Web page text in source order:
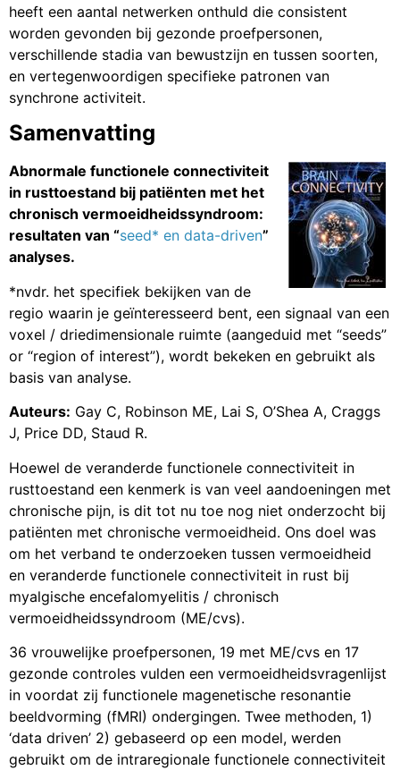
heeft een aantal netwerken onthuld die consistent
worden gevonden bij gezonde proefpersonen,
verschillende stadia van bewustzijn en tussen soorten,
en vertegenwoordigen specifieke patronen van
synchrone activiteit.
Samenvatting
Abnormale functionele connectiviteit
in rusttoestand bij patiënten met het
chronisch vermoeidheidssyndroom:
resultaten van “seed* en data-driven”
analyses.
*nvdr. het specifiek bekijken van de
regio waarin je geïnteresseerd bent, een signaal van een
voxel / driedimensionale ruimte (aangeduid met “seeds”
or “region of interest”), wordt bekeken en gebruikt als
basis van analyse.
Auteurs: Gay C, Robinson ME, Lai S, O’Shea A, Craggs
J, Price DD, Staud R.
Hoewel de veranderde functionele connectiviteit in
rusttoestand een kenmerk is van veel aandoeningen met
chronische pijn, is dit tot nu toe nog niet onderzocht bij
patiënten met chronische vermoeidheid. Ons doel was
om het verband te onderzoeken tussen vermoeidheid
en veranderde functionele connectiviteit in rust bij
myalgische encefalomyelitis / chronisch
vermoeidheidssyndroom (ME/cvs).
36 vrouwelijke proefpersonen, 19 met ME/cvs en 17
gezonde controles vulden een vermoeidheidsvragenlijst
in voordat zij functionele magenetische resonantie
beeldvorming (fMRI) ondergingen. Twee methoden, 1)
‘data driven’ 2) gebaseerd op een model, werden
gebruikt om de intraregionale functionele connectiviteit